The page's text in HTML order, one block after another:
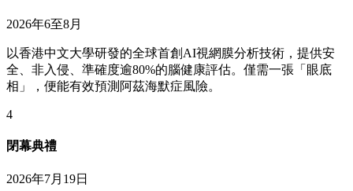
2026年6至8月
以香港中文大學研發的全球首創AI視網膜分析技術，提供安
全、非入侵、準確度逾80%的腦健康評估。僅需一張「眼底
相」，便能有效預測阿茲海默症風險。
4
閉幕典禮
2026年7月19日